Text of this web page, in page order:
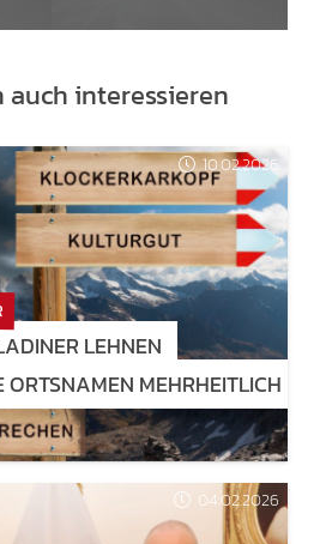
auch interessieren
10.02.2026
LEHNEN
ORTSNAMEN MEHRHEITLICH
04.02.2026